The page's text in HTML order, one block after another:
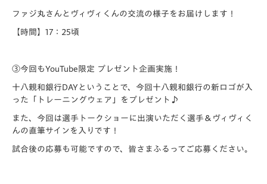
ファジ丸さんとヴィヴィくんの交流の様子をお届けします！
【時間】17：25頃
③今回もYouTube限定 プレゼント企画実施！
十八親和銀行DAYということで、今回十八親和銀行の新ロゴが入
った「トレーニングウェア」をプレゼント♪
また、今回は選手トークショーに出演いただく選手＆ヴィヴィく
んの直筆サインを入りです！
試合後の応募も可能ですので、皆さまふるってご応募ください。